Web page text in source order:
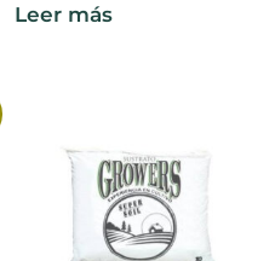
Leer más